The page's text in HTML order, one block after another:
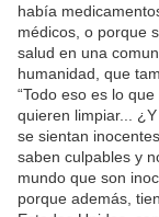
había
médicos, o porque
salud en una
humanidad, que
“Todo eso es lo
quieren limpiar...
se sientan
saben culpables y
mundo que son
porque además,